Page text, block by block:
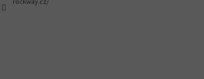
rockway.cz/